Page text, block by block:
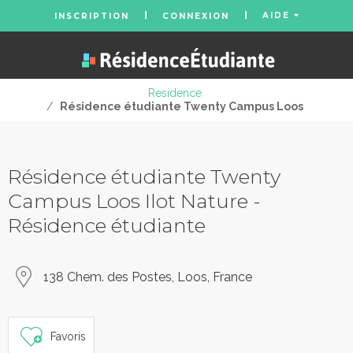
INSCRIPTION CONNEXION AIDE
Residence
/
Résidence étudiante Twenty Campus Loos
Résidence étudiante Twenty
Campus Loos Ilot Nature -
Résidence étudiante
138 Chem. des Postes, Loos, France
Favoris